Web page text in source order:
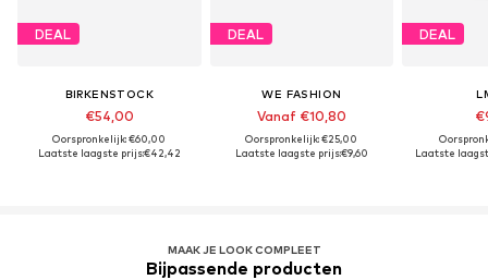
DEAL
BIRKENSTOCK
€54,00
Oorspronkelijk: €60,00
Laatste laagste prijs:€42,42
DEAL
WE FASHION
Vanaf €10,80
Oorspronkelijk: €25,00
Laatste laagste prijs:€9,60
DEAL
Laatste
MAAK JE LOOK COMPLEET
Bijpassende producten